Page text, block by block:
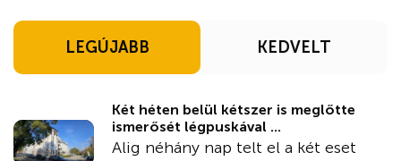
LEGÚJABB KEDVELT
Két héten belül kétszer is meglőtte
ismerősét légpuskával ...
Alig néhány nap telt el a két eset